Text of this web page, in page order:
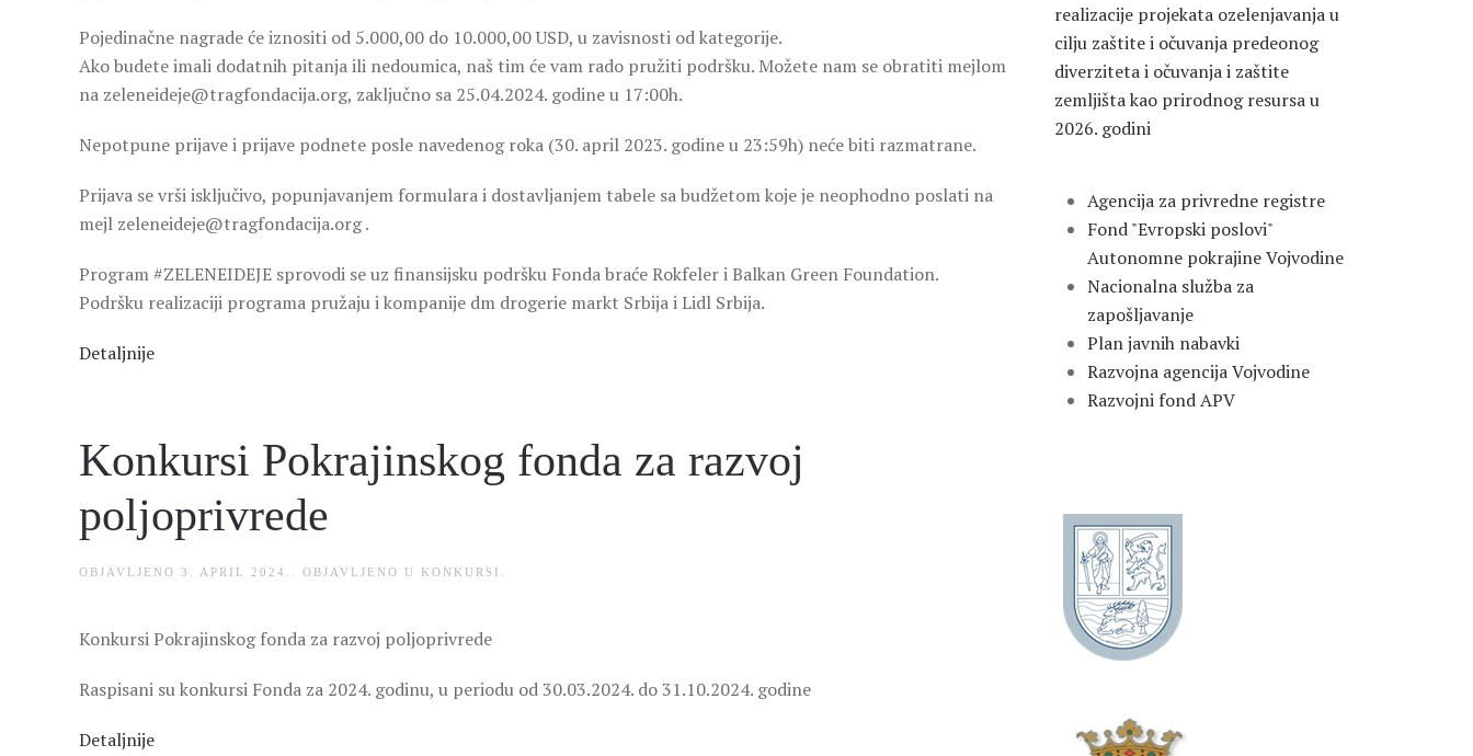
Pojedinačne nagrade će iznositi od 5.000,00 do 10.000,00 USD, u zavisnosti od kategorije.
Ako budete imali dodatnih pitanja ili nedoumica, naš tim će vam rado pružiti podršku. Možete nam se obratiti mejlom
na zeleneideje@tragfondacija.org, zaključno sa 25.04.2024. godine u 17:00h.
Nepotpune prijave i prijave podnete posle navedenog roka (30. april 2023. godine u 23:59h) neće biti razmatrane.
Prijava se vrši isključivo, popunjavanjem formulara i dostavljanjem tabele sa budžetom koje je neophodno poslati na
mejl zeleneideje@tragfondacija.org .
Program #ZELENEIDEJE sprovodi se uz finansijsku podršku Fonda braće Rokfeler i Balkan Green Foundation.
Podršku realizaciji programa pružaju i kompanije dm drogerie markt Srbija i Lidl Srbija.
Detaljnije
Konkursi Pokrajinskog fonda za razvoj
poljoprivrede
OBJAVLJENO 3. APRIL 2024. . OBJAVLJENO U KONKURSI
Konkursi Pokrajinskog fonda za razvoj poljoprivrede
Raspisani su konkursi Fonda za 2024. godinu, u periodu od 30.03.2024. do 31.10.2024. godine
Detaljnije
realizacije projekata ozelenjavanja u
cilju zaštite i očuvanja predeonog
diverziteta i očuvanja i zaštite
zemljišta kao prirodnog resursa u
2026. godini
Agencija za privredne registre
Fond "Evropski poslovi"
Autonomne pokrajine Vojvodine
Nacionalna služba za
zapošljavanje
Plan javnih nabavki
Razvojna agencija Vojvodine
Razvojni fond APV